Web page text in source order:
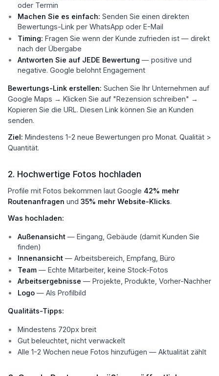
oder Termin
Machen Sie es einfach: Senden Sie einen direkten
Bewertungs-Link per WhatsApp oder E-Mail
Timing: Fragen Sie wenn der Kunde zufrieden ist — direkt
nach der Übergabe
Antworten Sie auf JEDE Bewertung — positive und
negative. Google belohnt Engagement
Bewertungs-Link erstellen: Suchen Sie Ihr Unternehmen auf
Google Maps → Klicken Sie auf "Rezension schreiben" →
Kopieren Sie die URL. Diesen Link können Sie an Kunden
senden.
Ziel: Mindestens 1-2 neue Bewertungen pro Monat. Qualität >
Quantität.
2. Hochwertige Fotos hochladen
Profile mit Fotos bekommen laut Google 42% mehr
Routenanfragen und 35% mehr Website-Klicks.
Was hochladen:
Außenansicht — Eingang, Gebäude (damit Kunden Sie
finden)
Innenansicht — Arbeitsbereich, Empfang, Büro
Team — Echte Mitarbeiter, keine Stock-Fotos
Arbeitsergebnisse — Projekte, Produkte, Vorher-Nachher
Logo — Als Profilbild
Qualitäts-Tipps:
Mindestens 720px breit
Gut beleuchtet, nicht verwackelt
Alle 1-2 Wochen neue Fotos hinzufügen — Aktualität zählt